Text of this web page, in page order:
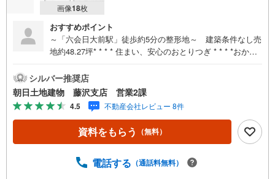
画像18枚
おすすめポイント
～「六会日大前駅」徒歩約5分の整形地～ 建築条件なし売
地約48.27坪* * * * 住まい、安心のおとりつぎ * * * *おかげ
成!!朝日土地建物グループは地域密着を合言葉に全13店舗
でその地域No.1を目指しております。広告掲載していない
物件も多数ございます。色々廻ったけど良い物件が無いな
ぁ・・頭金無くても平気・・？お家の買替えってどうする
の・・？etc.まずは何でもお気軽にご相談ください宅地建
物取引士はもちろんファイナンシャルプランナー、住宅ロ
適なご説明、ご提案を差し上げますお問い合わせをお待ち
シルバー推奨店
朝日土地建物 藤沢支店 営業2課
4.5 不動産会社レビュー 8件
資料をもらう （無料）
電話する （通話料無料）